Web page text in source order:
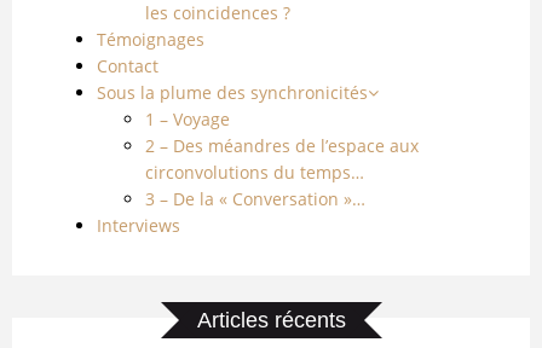
les coincidences ?
Témoignages
Contact
Sous la plume des synchronicités
1 – Voyage
2 – Des méandres de l’espace aux
circonvolutions du temps…
3 – De la « Conversation »…
Interviews
Articles récents